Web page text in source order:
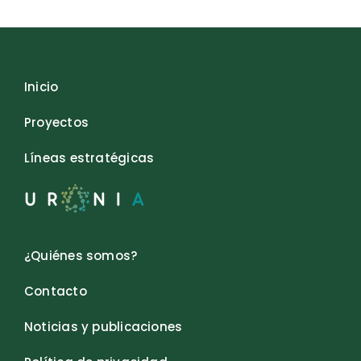
Inicio
Proyectos
Líneas estratégicas
¿Quiénes somos?
Contacto
Noticias y publicaciones